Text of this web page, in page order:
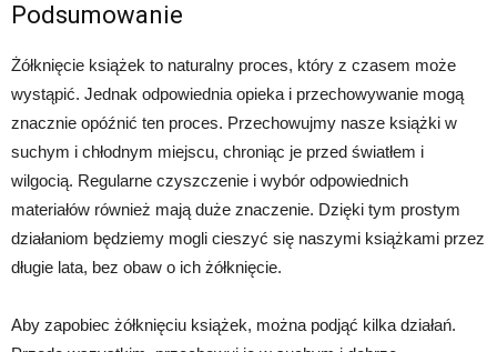
Podsumowanie
Żółknięcie książek to naturalny proces, który z czasem może
wystąpić. Jednak odpowiednia opieka i przechowywanie mogą
znacznie opóźnić ten proces. Przechowujmy nasze książki w
suchym i chłodnym miejscu, chroniąc je przed światłem i
wilgocią. Regularne czyszczenie i wybór odpowiednich
materiałów również mają duże znaczenie. Dzięki tym prostym
działaniom będziemy mogli cieszyć się naszymi książkami przez
długie lata, bez obaw o ich żółknięcie.
Aby zapobiec żółknięciu książek, można podjąć kilka działań.